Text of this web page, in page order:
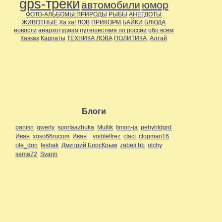
gps-треки автомобили юмор
ФОТО-АЛЬБОМЫ:ПРИРОДЫ РЫБЫ АНЕГДОТЫ
ЖИВОТНЫЕ Ха ха! ЛОВ ПРИКОРМ БАЙКИ БЛЮДА
новости анархотуризм путешествия по россии обо всём
Кавказ Карпаты ТЕХНИКА ЛОВА ПОЛИТИКА. Алтай
Блоги
panisn qwerty sportaazbuka Multik timon-ja pehyhtdgrd
Иван xoso66rucom Иван voditeltrez ctaci clopman16
ole_don leshak Дмитрий БорсКрым zabeii bb olchy
sema72 Svann